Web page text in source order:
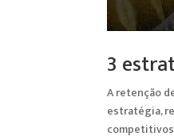
3
A retenção
estratégia,